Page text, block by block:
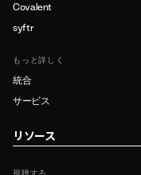
Covalent
syftr
もっと詳しく
統合
サービス
リソース
視聴する